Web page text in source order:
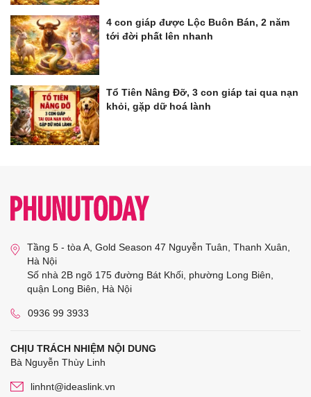
4 con giáp được Lộc Buôn Bán, 2 năm
tới đời phất lên nhanh
Tổ Tiên Nâng Đỡ, 3 con giáp tai qua nạn
khỏi, gặp dữ hoá lành
Tầng 5 - tòa A, Gold Season 47 Nguyễn Tuân, Thanh Xuân,
Hà Nội
Số nhà 2B ngõ 175 đường Bát Khối, phường Long Biên,
quận Long Biên, Hà Nội
0936 99 3933
CHỊU TRÁCH NHIỆM NỘI DUNG
Bà Nguyễn Thùy Linh
linhnt@ideaslink.vn